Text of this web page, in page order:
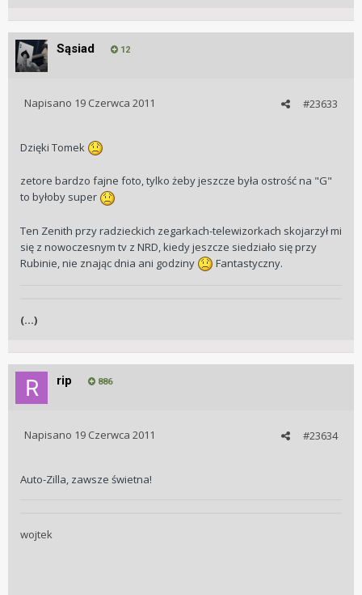
Sąsiad 12
#23633
Napisano 19 Czerwca 2011
Dzięki Tomek
zetore bardzo fajne foto, tylko żeby jeszcze była ostrość na "G"
to byłoby super
Ten Zenith przy radzieckich zegarkach-telewizorkach skojarzył mi
się z nowoczesnym tv z NRD, kiedy jeszcze siedziało się przy
Rubinie, nie znając dnia ani godziny
Fantastyczny.
(...)
rip 886
#23634
Napisano 19 Czerwca 2011
Auto-Zilla, zawsze świetna!
wojtek